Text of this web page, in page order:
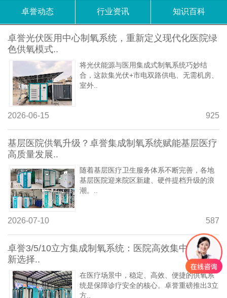
卓誉动态 行业资讯 知识百科
卓誉光伏医用中心制氧系统，重新定义现代化医院绿
色供氧模式..
将光伏能源与医用集成式制氧系统巧妙结
合，这款集光伏+市电双路供电、无需机房、
室外..
2026-06-15 925
基层医院供氧升级？卓誉集成制氧系统赋能基层医疗
高质量发展..
随着基层医疗卫生服务体系不断完善，各地
基层医院迎来院区新建、硬件提档升级的浪
潮。..
2026-07-10 587
卓誉3/5/10立方集成制氧系统：医院高效集中供氧的
新选择..
在医疗场景中，稳定、高效、便捷的供氧系
统是保障诊疗安全的核心。卓誉重磅推出3立
方..